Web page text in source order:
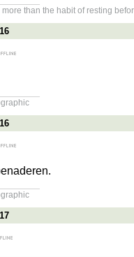
than the habit of resting